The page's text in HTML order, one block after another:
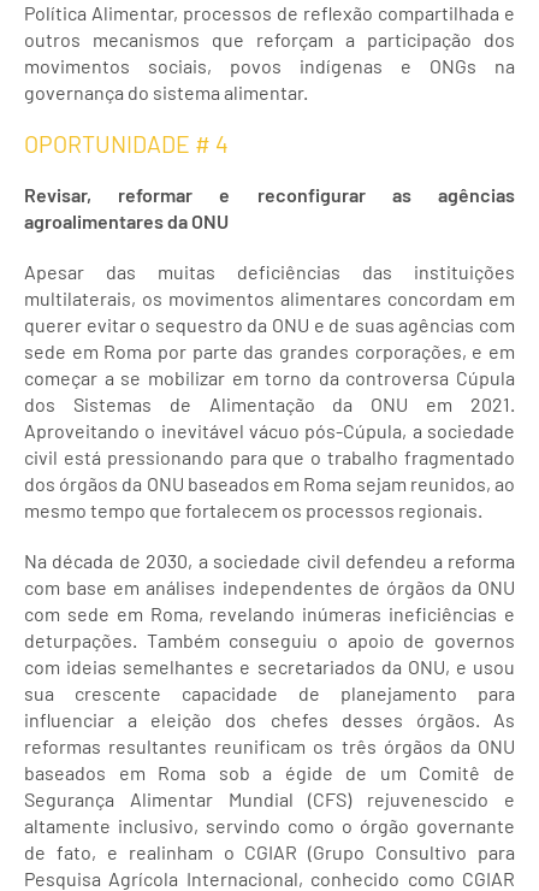
Política Alimentar, processos de reflexão compartilhada e
outros mecanismos que reforçam a participação dos
movimentos sociais, povos indígenas e ONGs na
governança do sistema alimentar.
OPORTUNIDADE # 4
Revisar, reformar e reconfigurar as agências
agroalimentares da ONU
Apesar das muitas deficiências das instituições
multilaterais, os movimentos alimentares concordam em
querer evitar o sequestro da ONU e de suas agências com
sede em Roma por parte das grandes corporações, e em
começar a se mobilizar em torno da controversa Cúpula
dos Sistemas de Alimentação da ONU em 2021.
Aproveitando o inevitável vácuo pós-Cúpula, a sociedade
civil está pressionando para que o trabalho fragmentado
dos órgãos da ONU baseados em Roma sejam reunidos, ao
mesmo tempo que fortalecem os processos regionais.
Na década de 2030, a sociedade civil defendeu a reforma
com base em análises independentes de órgãos da ONU
com sede em Roma, revelando inúmeras ineficiências e
deturpações. Também conseguiu o apoio de governos
com ideias semelhantes e secretariados da ONU, e usou
sua crescente capacidade de planejamento para
influenciar a eleição dos chefes desses órgãos. As
reformas resultantes reunificam os três órgãos da ONU
baseados em Roma sob a égide de um Comitê de
Segurança Alimentar Mundial (CFS) rejuvenescido e
altamente inclusivo, servindo como o órgão governante
de fato, e realinham o CGIAR (Grupo Consultivo para
Pesquisa Agrícola Internacional, conhecido como CGIAR